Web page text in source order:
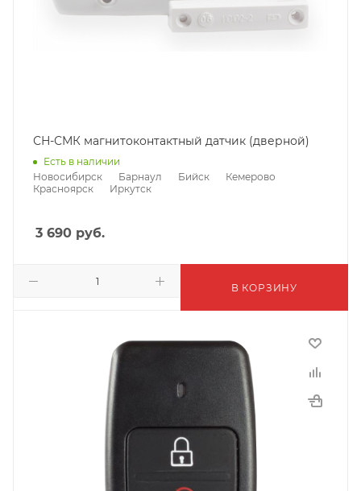
СН-СМК магнитоконтактный датчик (дверной)
Есть в наличии
Новосибирск
Барнаул Бийск
Кемерово
Красноярск
Иркутск
3 690 руб.
В КОРЗИНУ